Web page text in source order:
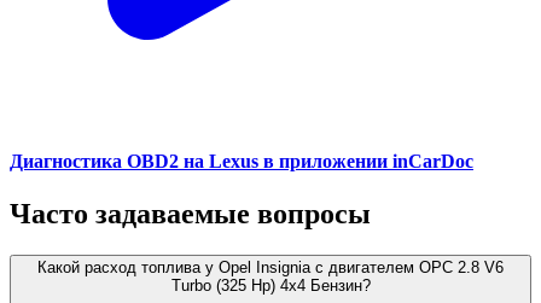
Диагностика OBD2 на Lexus в приложении inCarDoc
Часто задаваемые вопросы
Какой расход топлива у Opel Insignia с двигателем OPC 2.8 V6
Turbo (325 Hp) 4x4 Бензин?